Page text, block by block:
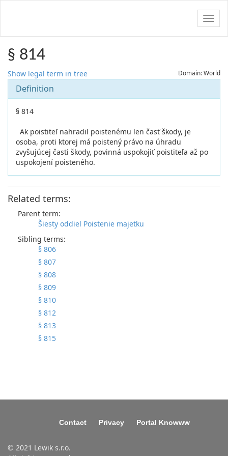
§ 814
Show legal term in tree Domain: World
Definition
§ 814
Ak poistiteľ nahradil poistenému len časť škody, je
osoba, proti ktorej má poistený právo na úhradu
zvyšujúcej časti škody, povinná uspokojiť poistiteľa až po
uspokojení poisteného.
Related terms:
Parent term:
Šiesty oddiel Poistenie majetku
Sibling terms:
§ 806
§ 807
§ 808
§ 809
§ 810
§ 812
§ 813
§ 815
Contact Privacy Portal Knowww
© 2021 Lewik s.r.o.